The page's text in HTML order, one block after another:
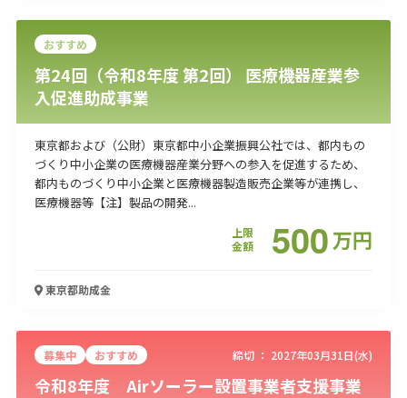
おすすめ
第24回（令和8年度 第2回） 医療機器産業参
入促進助成事業
東京都および（公財）東京都中小企業振興公社では、都内もの
づくり中小企業の医療機器産業分野への参入を促進するため、
都内ものづくり中小企業と医療機器製造販売企業等が連携し、
医療機器等【注】製品の開発...
上限
金額
500万円
東京都助成金
募集中 おすすめ 締切 ： 2027年03月31日(水)
令和8年度 Airソーラー設置事業者支援事業